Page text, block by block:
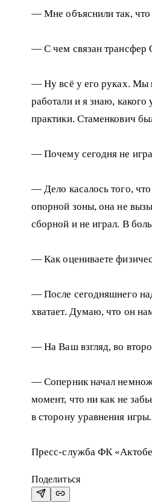
— Мне объяснили так, что
— С чем связан трансфер
— Ну всё у его руках. Мы
работали и я знаю,
практики. Стаменкович
— Почему сегодня не
— Дело касалось того,
опорной зоны, она не
сборной и не играл. В
— Как оцениваете
— После сегодняшнего
хватает. Думаю, что он
— На Ваш взгляд, во
— Соперник начал
момент, что ни как не
в сторону уравнения игры.
Пресс-служба ФК
Поделиться